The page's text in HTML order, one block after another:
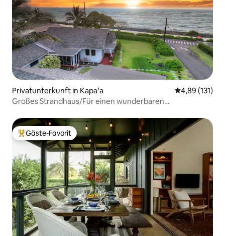
Privatunterkunft in Kapaʻa
4,89 (131)
Großes Strandhaus/Für einen wunderbaren
Beliebter Gäste-Favorit.
Gäste-Favorit